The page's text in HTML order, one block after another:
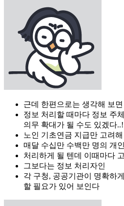
근데 한편으로는 생각해 보면
정보 처리할 때마다 정보 주
의무 확대가 될 수도 있겠다..!
노인 기초연금 지급만 고려해
매달 수십만 수백만 명의 개
처리하게 될 텐데 이때마다
그보다는 정보 처리자인
각 구청, 공공기관이 명확하
할 필요가 있어 보인다